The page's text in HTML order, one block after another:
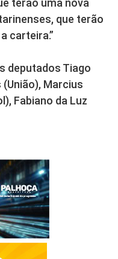
terão uma nova
que terão
carteira.”
deputados Tiago
(União), Marcius
Fabiano da Luz